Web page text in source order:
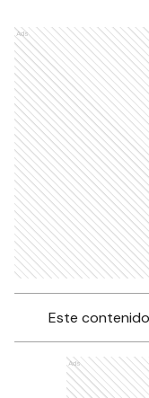
Ads
Este
Ads